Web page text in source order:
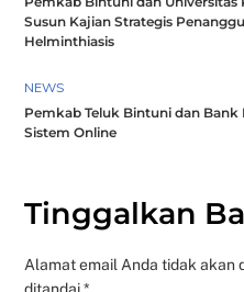
Susun Kajian Strategis
Helminthiasis
NEWS
Pemkab Teluk Bintuni dan Bank
Sistem Online
Tinggalkan
Alamat email Anda tidak akan